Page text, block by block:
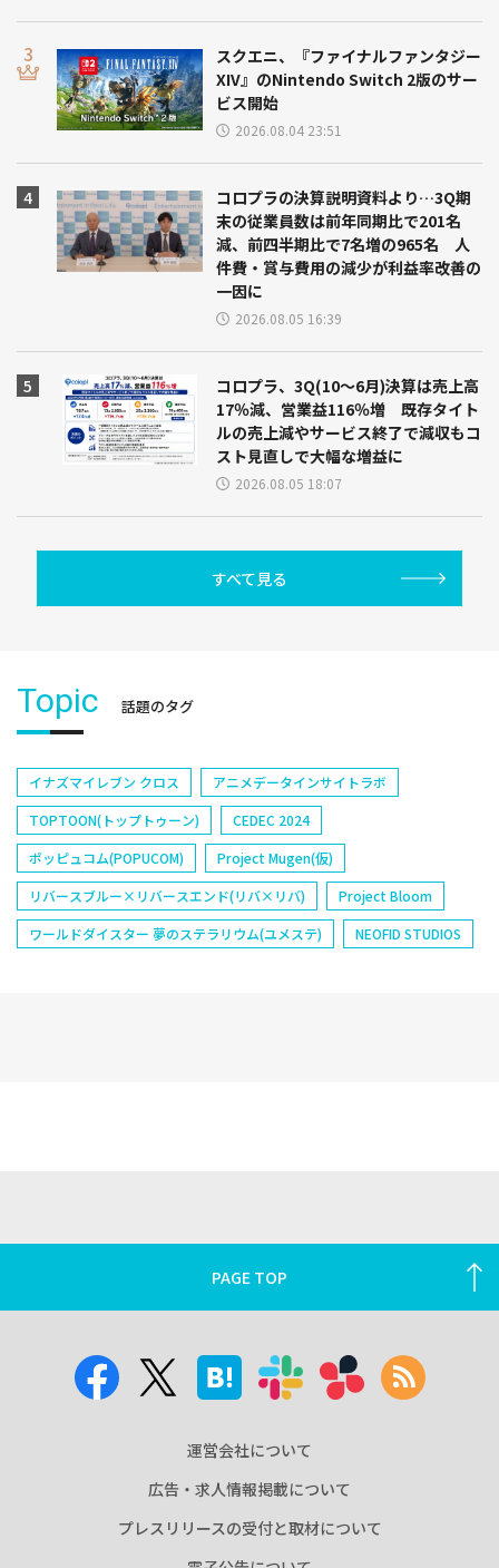
スクエニ、『ファイナルファンタジー
XIV』のNintendo Switch 2版のサー
ビス開始
2026.08.04 23:51
コロプラの決算説明資料より…3Q期
末の従業員数は前年同期比で201名
減、前四半期比で7名増の965名 人
件費・賞与費用の減少が利益率改善の
一因に
2026.08.05 16:39
コロプラ、3Q(10～6月)決算は売上高
17％減、営業益116％増 既存タイト
ルの売上減やサービス終了で減収もコ
スト見直しで大幅な増益に
2026.08.05 18:07
すべて見る
Topic 話題のタグ
イナズマイレブン クロス
アニメデータインサイトラボ
TOPTOON(トップトゥーン)
CEDEC 2024
ポッピュコム(POPUCOM)
Project Mugen(仮)
リバースブルー×リバースエンド(リバ×リバ)
Project Bloom
ワールドダイスター 夢のステラリウム(ユメステ)
NEOFID STUDIOS
PAGE TOP
運営会社について
広告・求人情報掲載について
プレスリリースの受付と取材について